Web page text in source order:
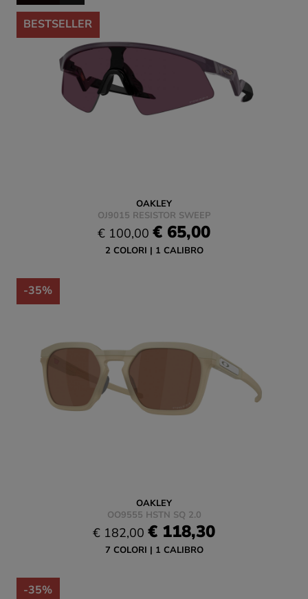
BESTSELLER
OAKLEY
OJ9015 RESISTOR SWEEP
€ 100,00 € 65,00
2 COLORI 1 CALIBRO
-35%
OAKLEY
OO9555 HSTN SQ 2.0
€ 182,00 € 118,30
7 COLORI 1 CALIBRO
-35%